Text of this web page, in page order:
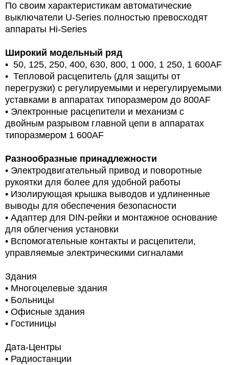
По своим характеристикам автоматические
выключатели U-Series полностью превосходят
аппараты Hi-Series
Широкий модельный ряд
• 50, 125, 250, 400, 630, 800, 1 000, 1 250, 1 600AF
• Тепловой расцепитель (для защиты от
перегрузки) с регулируемыми и нерегулируемыми
уставками в аппаратах типоразмером до 800AF
• Электронные расцепители и механизм с
двойным разрывом главной цепи в аппаратах
типоразмером 1 600AF
Разнообразные принадлежности
• Электродвигательный привод и поворотные
рукоятки для более для удобной работы
• Изолирующая крышка выводов и удлиненные
выводы для обеспечения безопасности
• Адаптер для DIN-рейки и монтажное основание
для облегчения установки
• Вспомогательные контакты и расцепители,
управляемые электрическими сигналами
Здания
• Многоцелевые здания
• Больницы
• Офисные здания
• Гостиницы
Дата-Центры
• Радиостанции